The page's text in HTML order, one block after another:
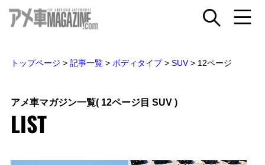
トップページ > 記事一覧 > ボディタイプ > SUV > 12ページ
アメ車マガジン一覧( 12ページ目 SUV )
LIST